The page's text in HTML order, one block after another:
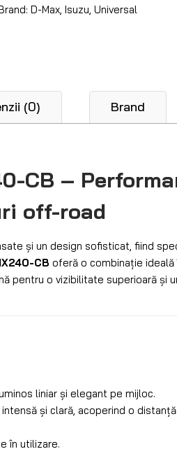
D-Max, Isuzu, Universal
(0) Brand
CB –
off-road
și un design sofisticat, fiind
CB oferă o combinație ideală
pentru o vizibilitate superioară și
liniar și elegant pe mijloc.
și clară, acoperind o
în utilizare.